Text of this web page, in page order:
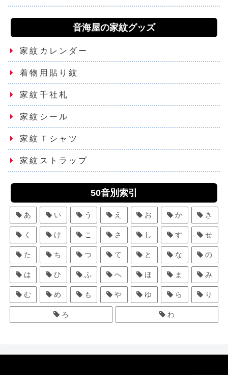
音海屋の家紋グッズ
家紋カレンダー
着物用貼り紋
家紋千社札
家紋シール
家紋Ｔシャツ
家紋ストラップ
50音別索引
あ い う え お か き
く け こ さ し す せ
た ち つ て と な の
は ひ ふ へ ほ ま み
む め も や ゆ ら り
ろ わ